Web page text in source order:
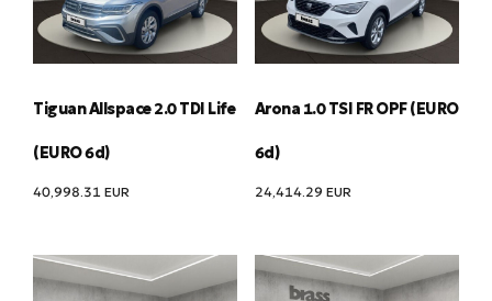
Tiguan Allspace 2.0 TDI Life
(EURO 6d)
40,998.31 EUR
Arona 1.0 TSI FR OPF (EURO
6d)
24,414.29 EUR